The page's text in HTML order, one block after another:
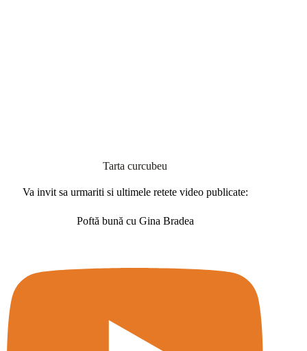
Tarta curcubeu
Va invit sa urmariti si ultimele retete video publicate:
Poftă bună cu Gina Bradea